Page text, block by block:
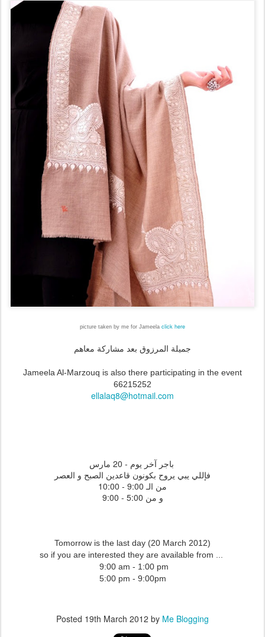
picture taken by me for Jameela click here
جميلة المرزوق بعد مشاركة معاهم
Jameela Al-Marzouq is also there participating in the event
66215252
ellalaq8@hotmail.com
فإللي يبي يروح بكونون قاعدين الصبح و العصر
من الـ 9:00 - 10:00
و من 5:00 - 9:00
Tomorrow is the last day (20 March 2012)
so if you are interested they are available from ...
9:00 am - 1:00 pm
5:00 pm - 9:00pm
Posted 19th March 2012 by Me Blogging